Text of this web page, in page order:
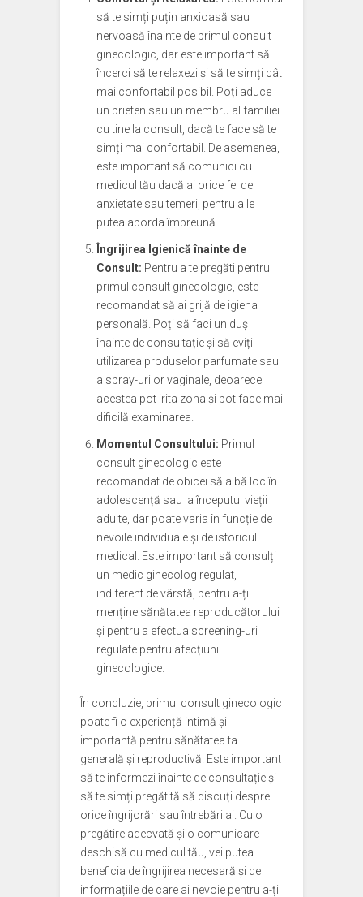
să te simți puțin anxioasă sau
nervoasă înainte de primul consult
ginecologic, dar este important să
încerci să te relaxezi și să te simți cât
mai confortabil posibil. Poți aduce
un prieten sau un membru al familiei
cu tine la consult, dacă te face să te
simți mai confortabil. De asemenea,
este important să comunici cu
medicul tău dacă ai orice fel de
anxietate sau temeri, pentru a le
putea aborda împreună.
Îngrijirea Igienică înainte de
Consult: Pentru a te pregăti pentru
primul consult ginecologic, este
recomandat să ai grijă de igiena
personală. Poți să faci un duș
înainte de consultație și să eviți
utilizarea produselor parfumate sau
a spray-urilor vaginale, deoarece
acestea pot irita zona și pot face mai
dificilă examinarea.
Momentul Consultului: Primul
consult ginecologic este
recomandat de obicei să aibă loc în
adolescență sau la începutul vieții
adulte, dar poate varia în funcție de
nevoile individuale și de istoricul
medical. Este important să consulți
un medic ginecolog regulat,
indiferent de vârstă, pentru a-ți
menține sănătatea reproducătorului
și pentru a efectua screening-uri
regulate pentru afecțiuni
ginecologice.
În concluzie, primul consult ginecologic
poate fi o experiență intimă și
importantă pentru sănătatea ta
generală și reproductivă. Este important
să te informezi înainte de consultație și
să te simți pregătită să discuți despre
orice îngrijorări sau întrebări ai. Cu o
pregătire adecvată și o comunicare
deschisă cu medicul tău, vei putea
beneficia de îngrijirea necesară și de
informațiile de care ai nevoie pentru a-ți